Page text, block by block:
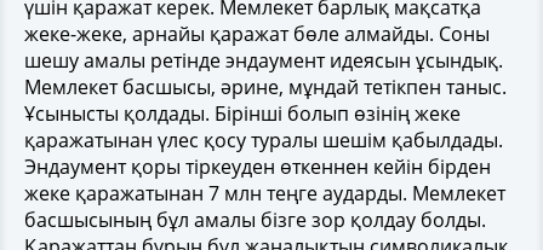
үшін қаражат керек. Мемлекет барлық мақсатқа
жеке-жеке, арнайы қаражат бөле алмайды. Соны
шешу амалы ретінде эндаумент идеясын ұсындық.
Мемлекет басшысы, әрине, мұндай тетікпен таныс.
Ұсынысты қолдады. Бірінші болып өзінің жеке
қаражатынан үлес қосу туралы шешім қабылдады.
Эндаумент қоры тіркеуден өткеннен кейін бірден
жеке қаражатынан 7 млн теңге аударды. Мемлекет
басшысының бұл амалы бізге зор қолдау болды.